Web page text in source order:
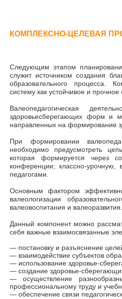
КОМПЛЕКСНО-ЦЕЛЕВАЯ
Следующим этапом
служит источником создания
образовательного процесса.
систему как устойчивое и
Валеопедагогическая
здоровьесберегающих форм и
направленных на формирование
При формировании
необходимо предусмотреть
которая формируется через
конференции; классно-
педагогами.
Основным фактором
валеологизации
валеовоспитания и валеоразвития.
Данный компонент можно
себя важные взаимосвязанные
— постановку и разъяснение
— взаимодействие субъектов
— использование здоровье-
— создание здоровье-
—осуществление
профессиональному труду и
— обеспечение связи